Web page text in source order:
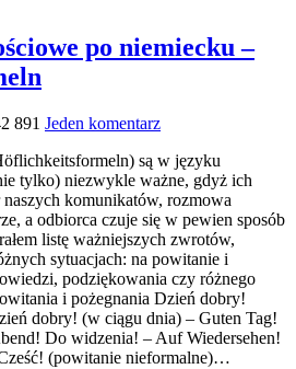
po niemiecku –
891 Jeden komentarz
są w języku
tylko) niezwykle ważne, gdyż ich
komunikatów, rozmowa
a odbiorca czuje się w pewien sposób
listę ważniejszych zwrotów,
sytuacjach: na powitanie i
podziękowania czy różnego
i pożegnania Dzień dobry!
dobry! (w ciągu dnia) – Guten Tag!
Do widzenia! – Auf Wiedersehen!
(powitanie nieformalne)…